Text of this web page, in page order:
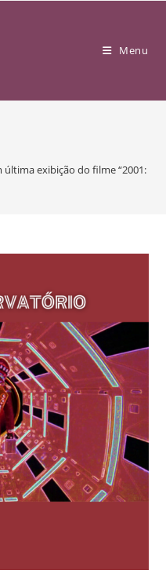
Menu
exibição do filme “2001: